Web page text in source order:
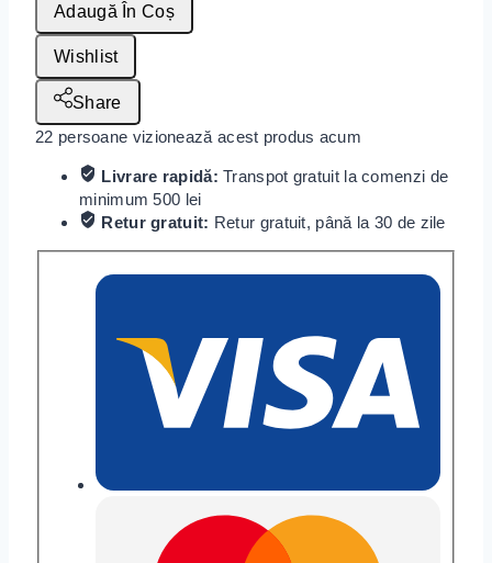
Adaugă În Coș
Wishlist
Share
22 persoane vizionează acest produs acum
Livrare rapidă:Transpot gratuit la comenzi de
minimum 500 lei
Retur gratuit: Retur gratuit, până la 30 de zile